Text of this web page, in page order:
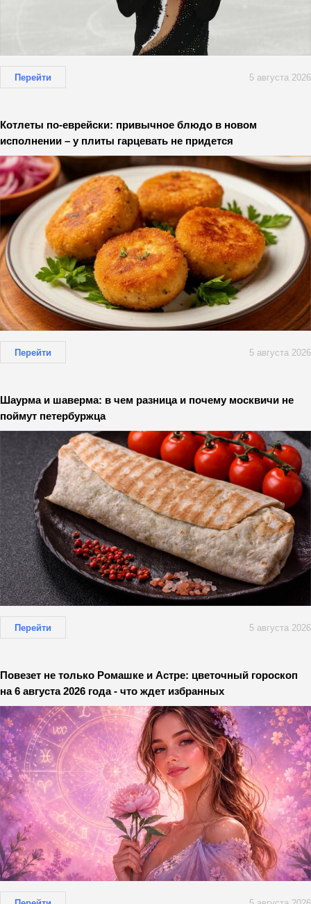
Перейти 5 августа 2026
Котлеты по-еврейски: привычное блюдо в новом
исполнении – у плиты гарцевать не придется
Перейти 5 августа 2026
Шаурма и шаверма: в чем разница и почему москвичи не
поймут петербуржца
Перейти 5 августа 2026
Повезет не только Ромашке и Астре: цветочный гороскоп
на 6 августа 2026 года - что ждет избранных